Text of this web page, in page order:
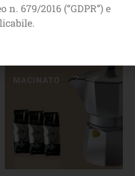
Compatibile A Modo
Mio® (7)
679/2016 (“GDPR”) e